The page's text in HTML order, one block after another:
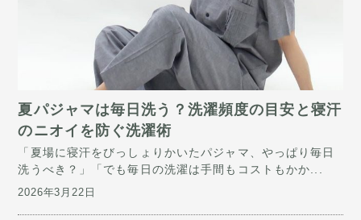
​夏パジャマは毎日洗う？洗濯頻度の目安と寝汗
のニオイを防ぐ洗濯術
「夏場に寝汗をびっしょりかいたパジャマ、やっぱり毎日
洗うべき？」「でも毎日の洗濯は手間もコストもかか...
2026年3月22日